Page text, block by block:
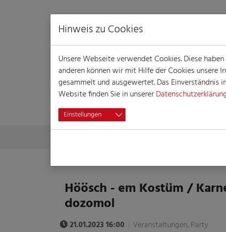
VERANSTALTUNG
Skip to main contentYou are here:
Höösch - em Kostüm /
dozomol
21.01.2023 16:00 Veranstaltungen, Party
Hinweis zu Cookies
Unsere Webseite verwendet Cookies. Diese
anderen können wir mit Hilfe der Cookies unsere
gesammelt und ausgewertet. Das Einverständnis
Website finden Sie in unserer
Einstellungen